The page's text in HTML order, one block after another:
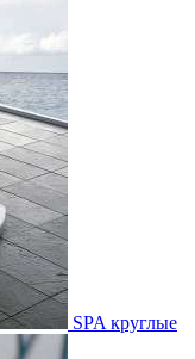
SPA круглые